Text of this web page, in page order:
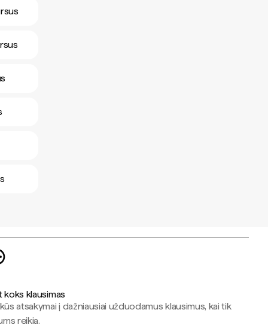
koks klausimas
atsakymai į dažniausiai užduodamus klausimus, kai tik
reikia.